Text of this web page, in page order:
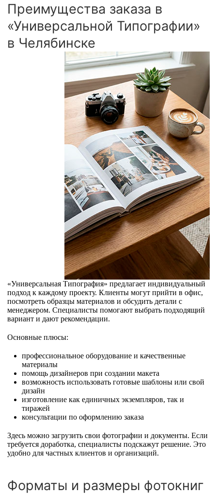
Преимущества заказа в
«Универсальной Типографии»
в Челябинске
«Универсальная Типография» предлагает индивидуальный
подход к каждому проекту. Клиенты могут прийти в офис,
посмотреть образцы материалов и обсудить детали с
менеджером. Специалисты помогают выбрать подходящий
вариант и дают рекомендации.
Основные плюсы:
профессиональное оборудование и качественные
материалы
помощь дизайнеров при создании макета
возможность использовать готовые шаблоны или свой
дизайн
изготовление как единичных экземпляров, так и
тиражей
консультации по оформлению заказа
Здесь можно загрузить свои фотографии и документы. Если
требуется доработка, специалисты подскажут решение. Это
удобно для частных клиентов и организаций.
Форматы и размеры фотокниг